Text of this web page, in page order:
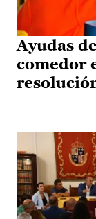
Ayudas
comedor